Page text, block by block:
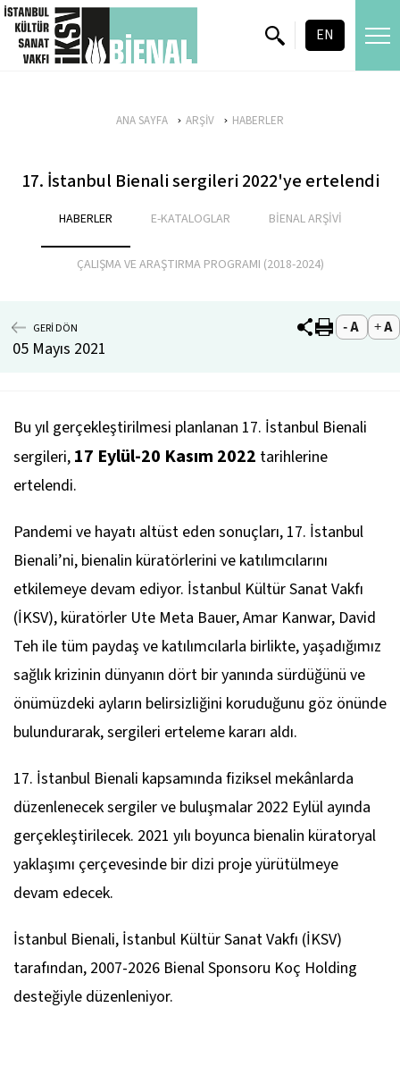
skip content
EN
ANA SAYFA ARŞİV HABERLER
17. İstanbul Bienali sergileri 2022'ye ertelendi
HABERLER E-KATALOGLAR BİENAL ARŞİVİ
ÇALIŞMA VE ARAŞTIRMA PROGRAMI (2018-2024)
GERİ DÖN
05 Mayıs 2021
Bu yıl gerçekleştirilmesi planlanan 17. İstanbul Bienali
sergileri, 17 Eylül-20 Kasım 2022 tarihlerine
ertelendi.
Pandemi ve hayatı altüst eden sonuçları, 17. İstanbul
Bienali’ni, bienalin küratörlerini ve katılımcılarını
etkilemeye devam ediyor. İstanbul Kültür Sanat Vakfı
(İKSV), küratörler Ute Meta Bauer, Amar Kanwar, David
Teh ile tüm paydaş ve katılımcılarla birlikte, yaşadığımız
sağlık krizinin dünyanın dört bir yanında sürdüğünü ve
önümüzdeki ayların belirsizliğini koruduğunu göz önünde
bulundurarak, sergileri erteleme kararı aldı.
17. İstanbul Bienali kapsamında fiziksel mekânlarda
düzenlenecek sergiler ve buluşmalar 2022 Eylül ayında
gerçekleştirilecek. 2021 yılı boyunca bienalin küratoryal
yaklaşımı çerçevesinde bir dizi proje yürütülmeye
devam edecek.
İstanbul Bienali, İstanbul Kültür Sanat Vakfı (İKSV)
tarafından, 2007-2026 Bienal Sponsoru Koç Holding
desteğiyle düzenleniyor.